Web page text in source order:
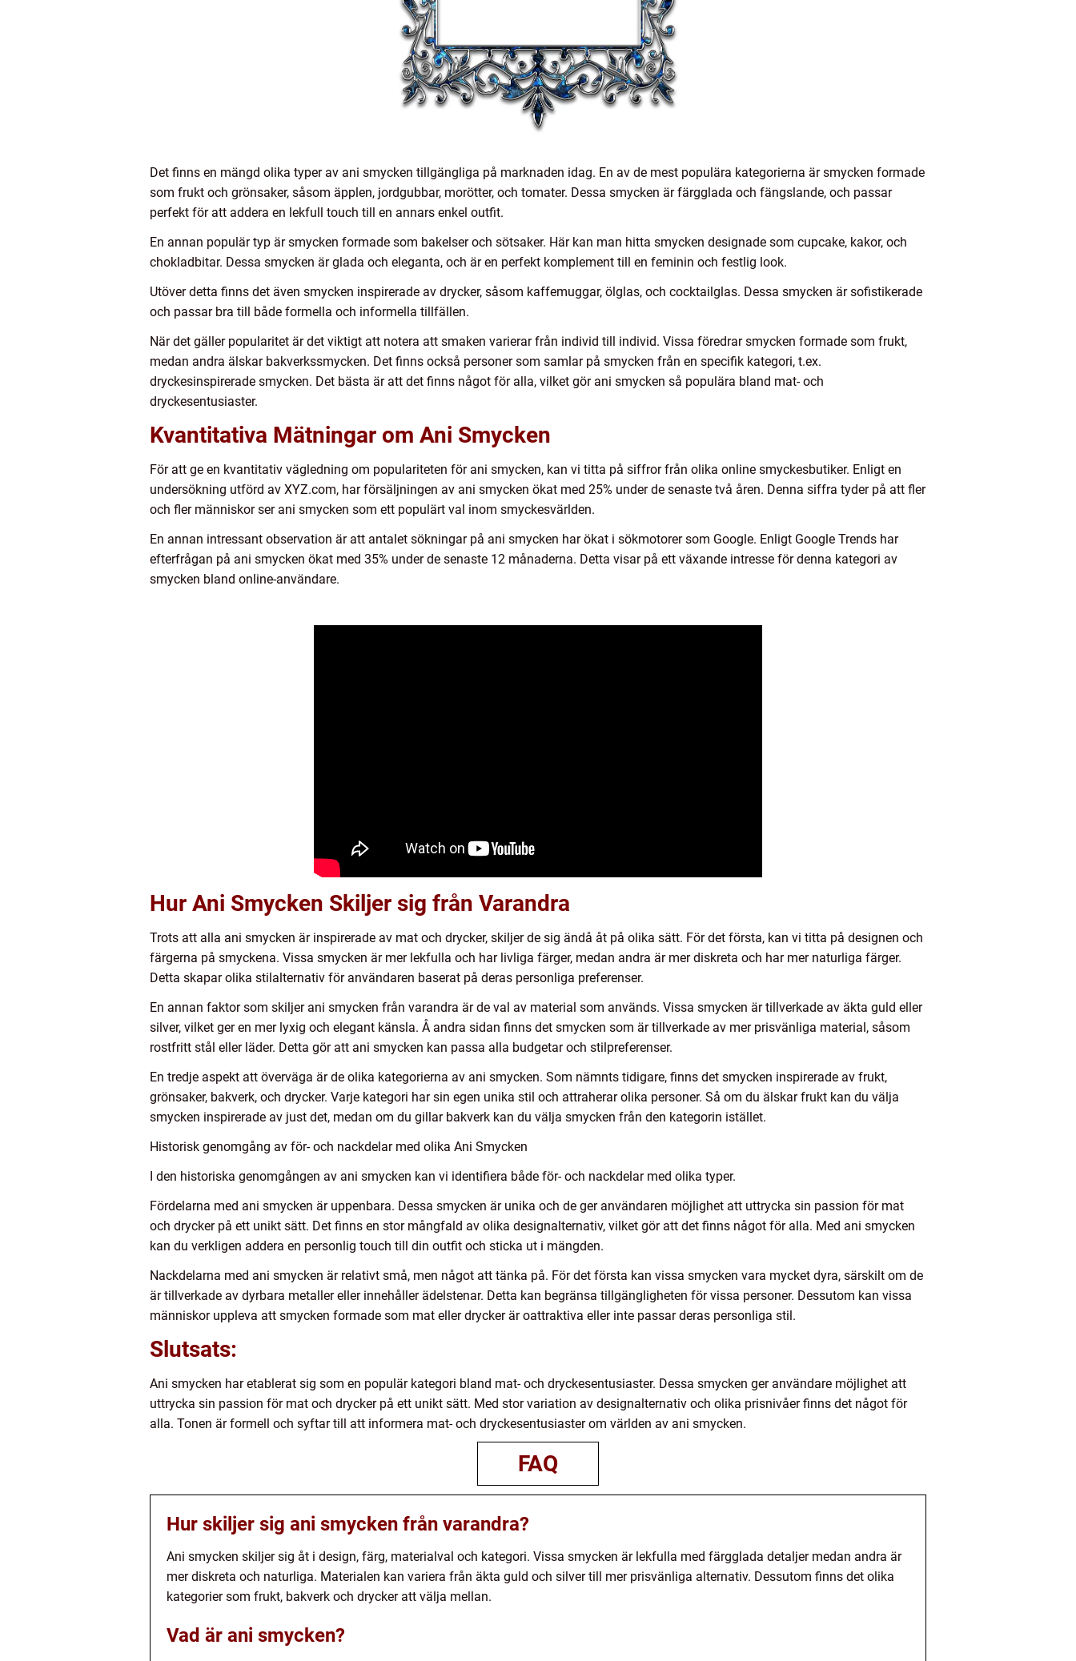
Det finns en mängd olika typer av ani smycken tillgängliga på marknaden idag. En av de mest populära kategorierna är smycken formade
som frukt och grönsaker, såsom äpplen, jordgubbar, morötter, och tomater. Dessa smycken är färgglada och fängslande, och passar
perfekt för att addera en lekfull touch till en annars enkel outfit.
En annan populär typ är smycken formade som bakelser och sötsaker. Här kan man hitta smycken designade som cupcake, kakor, och
chokladbitar. Dessa smycken är glada och eleganta, och är en perfekt komplement till en feminin och festlig look.
Utöver detta finns det även smycken inspirerade av drycker, såsom kaffemuggar, ölglas, och cocktailglas. Dessa smycken är sofistikerade
och passar bra till både formella och informella tillfällen.
När det gäller popularitet är det viktigt att notera att smaken varierar från individ till individ. Vissa föredrar smycken formade som frukt,
medan andra älskar bakverkssmycken. Det finns också personer som samlar på smycken från en specifik kategori, t.ex.
dryckesinspirerade smycken. Det bästa är att det finns något för alla, vilket gör ani smycken så populära bland mat- och
dryckesentusiaster.
Kvantitativa Mätningar om Ani Smycken
För att ge en kvantitativ vägledning om populariteten för ani smycken, kan vi titta på siffror från olika online smyckesbutiker. Enligt en
undersökning utförd av XYZ.com, har försäljningen av ani smycken ökat med 25% under de senaste två åren. Denna siffra tyder på att fler
och fler människor ser ani smycken som ett populärt val inom smyckesvärlden.
En annan intressant observation är att antalet sökningar på ani smycken har ökat i sökmotorer som Google. Enligt Google Trends har
efterfrågan på ani smycken ökat med 35% under de senaste 12 månaderna. Detta visar på ett växande intresse för denna kategori av
smycken bland online-användare.
Hur Ani Smycken Skiljer sig från Varandra
Trots att alla ani smycken är inspirerade av mat och drycker, skiljer de sig ändå åt på olika sätt. För det första, kan vi titta på designen och
färgerna på smyckena. Vissa smycken är mer lekfulla och har livliga färger, medan andra är mer diskreta och har mer naturliga färger.
Detta skapar olika stilalternativ för användaren baserat på deras personliga preferenser.
En annan faktor som skiljer ani smycken från varandra är de val av material som används. Vissa smycken är tillverkade av äkta guld eller
silver, vilket ger en mer lyxig och elegant känsla. Å andra sidan finns det smycken som är tillverkade av mer prisvänliga material, såsom
rostfritt stål eller läder. Detta gör att ani smycken kan passa alla budgetar och stilpreferenser.
En tredje aspekt att överväga är de olika kategorierna av ani smycken. Som nämnts tidigare, finns det smycken inspirerade av frukt,
grönsaker, bakverk, och drycker. Varje kategori har sin egen unika stil och attraherar olika personer. Så om du älskar frukt kan du välja
smycken inspirerade av just det, medan om du gillar bakverk kan du välja smycken från den kategorin istället.
Historisk genomgång av för- och nackdelar med olika Ani Smycken
I den historiska genomgången av ani smycken kan vi identifiera både för- och nackdelar med olika typer.
Fördelarna med ani smycken är uppenbara. Dessa smycken är unika och de ger användaren möjlighet att uttrycka sin passion för mat
och drycker på ett unikt sätt. Det finns en stor mångfald av olika designalternativ, vilket gör att det finns något för alla. Med ani smycken
kan du verkligen addera en personlig touch till din outfit och sticka ut i mängden.
Nackdelarna med ani smycken är relativt små, men något att tänka på. För det första kan vissa smycken vara mycket dyra, särskilt om de
är tillverkade av dyrbara metaller eller innehåller ädelstenar. Detta kan begränsa tillgängligheten för vissa personer. Dessutom kan vissa
människor uppleva att smycken formade som mat eller drycker är oattraktiva eller inte passar deras personliga stil.
Slutsats:
Ani smycken har etablerat sig som en populär kategori bland mat- och dryckesentusiaster. Dessa smycken ger användare möjlighet att
uttrycka sin passion för mat och drycker på ett unikt sätt. Med stor variation av designalternativ och olika prisnivåer finns det något för
alla. Tonen är formell och syftar till att informera mat- och dryckesentusiaster om världen av ani smycken.
FAQ
Hur skiljer sig ani smycken från varandra?
Ani smycken skiljer sig åt i design, färg, materialval och kategori. Vissa smycken är lekfulla med färgglada detaljer medan andra är
mer diskreta och naturliga. Materialen kan variera från äkta guld och silver till mer prisvänliga alternativ. Dessutom finns det olika
kategorier som frukt, bakverk och drycker att välja mellan.
Vad är ani smycken?